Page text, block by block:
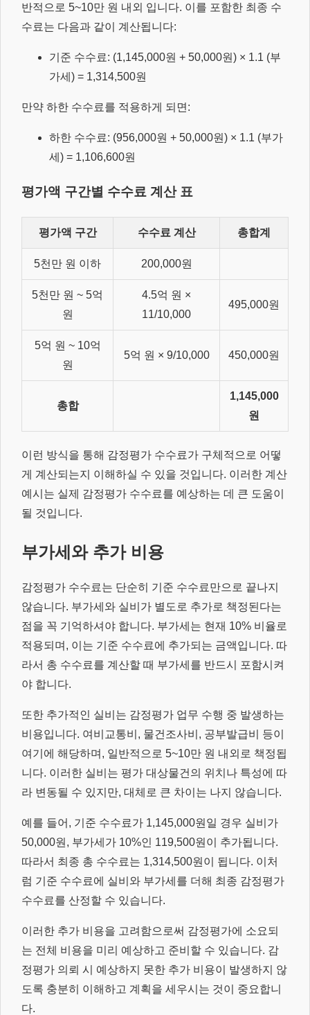
반적으로 5~10만 원 내외 입니다. 이를 포함한 최종 수
수료는 다음과 같이 계산됩니다:
기준 수수료: (1,145,000원 + 50,000원) × 1.1 (부
가세) = 1,314,500원
만약 하한 수수료를 적용하게 되면:
하한 수수료: (956,000원 + 50,000원) × 1.1 (부가
세) = 1,106,600원
평가액 구간별 수수료 계산 표
평가액 구간 수수료 계산 총합계
5천만 원 이하 200,000원
5천만 원 ~ 5억
원
4.5억 원 ×
11/10,000
495,000원
5억 원 ~ 10억
원
5억 원 × 9/10,000 450,000원
총합
1,145,000
원
이런 방식을 통해 감정평가 수수료가 구체적으로 어떻
게 계산되는지 이해하실 수 있을 것입니다. 이러한 계산
예시는 실제 감정평가 수수료를 예상하는 데 큰 도움이
될 것입니다.
부가세와 추가 비용
감정평가 수수료는 단순히 기준 수수료만으로 끝나지
않습니다. 부가세와 실비가 별도로 추가로 책정된다는
점을 꼭 기억하셔야 합니다. 부가세는 현재 10% 비율로
적용되며, 이는 기준 수수료에 추가되는 금액입니다. 따
라서 총 수수료를 계산할 때 부가세를 반드시 포함시켜
야 합니다.
또한 추가적인 실비는 감정평가 업무 수행 중 발생하는
비용입니다. 여비교통비, 물건조사비, 공부발급비 등이
여기에 해당하며, 일반적으로 5~10만 원 내외로 책정됩
니다. 이러한 실비는 평가 대상물건의 위치나 특성에 따
라 변동될 수 있지만, 대체로 큰 차이는 나지 않습니다.
예를 들어, 기준 수수료가 1,145,000원일 경우 실비가
50,000원, 부가세가 10%인 119,500원이 추가됩니다.
따라서 최종 총 수수료는 1,314,500원이 됩니다. 이처
럼 기준 수수료에 실비와 부가세를 더해 최종 감정평가
수수료를 산정할 수 있습니다.
이러한 추가 비용을 고려함으로써 감정평가에 소요되
는 전체 비용을 미리 예상하고 준비할 수 있습니다. 감
정평가 의뢰 시 예상하지 못한 추가 비용이 발생하지 않
도록 충분히 이해하고 계획을 세우시는 것이 중요합니
다.